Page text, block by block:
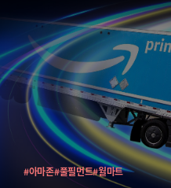
#아마존#풀필먼트#월마트